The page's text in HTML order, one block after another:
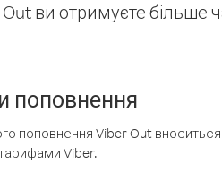
Out ви отримуєте більше
поповнення
поповнення Viber Out вноситься
Viber.